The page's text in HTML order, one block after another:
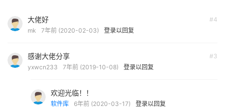
#4
大佬好
mk 7年前 (2020-02-03) 登录以回复
#3
感谢大佬分享
yxwcn233 7年前 (2019-10-08) 登录以回复
欢迎光临！！
软件库 6年前 (2020-03-17) 登录以回复